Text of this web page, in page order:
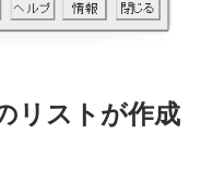
リストが作成